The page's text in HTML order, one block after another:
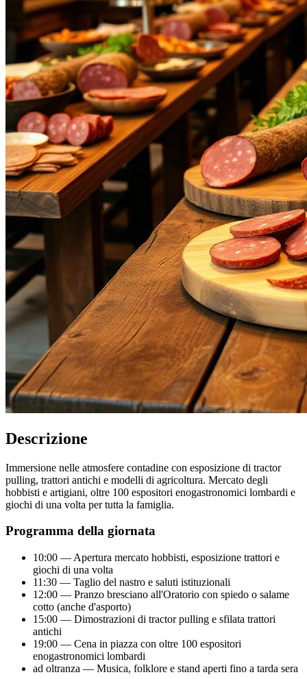
Descrizione
Immersione nelle atmosfere contadine con esposizione di tractor
pulling, trattori antichi e modelli di agricoltura. Mercato degli
hobbisti e artigiani, oltre 100 espositori enogastronomici lombardi e
giochi di una volta per tutta la famiglia.
Programma della giornata
10:00 — Apertura mercato hobbisti, esposizione trattori e
giochi di una volta
11:30 — Taglio del nastro e saluti istituzionali
12:00 — Pranzo bresciano all'Oratorio con spiedo o salame
cotto (anche d'asporto)
15:00 — Dimostrazioni di tractor pulling e sfilata trattori
antichi
19:00 — Cena in piazza con oltre 100 espositori
enogastronomici lombardi
ad oltranza — Musica, folklore e stand aperti fino a tarda sera